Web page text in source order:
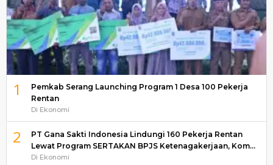
1
Pemkab Serang Launching Program 1 Desa 100 Pekerja
Rentan
Di Ekonomi
2
PT Gana Sakti Indonesia Lindungi 160 Pekerja Rentan
Lewat Program SERTAKAN BPJS Ketenagakerjaan, Kom…
Di Ekonomi